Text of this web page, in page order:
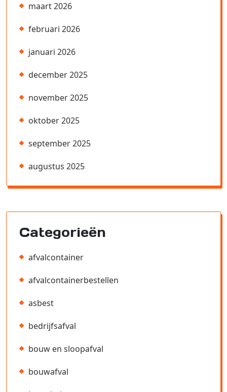
maart 2026
februari 2026
januari 2026
december 2025
november 2025
oktober 2025
september 2025
augustus 2025
Categorieën
afvalcontainer
afvalcontainerbestellen
asbest
bedrijfsafval
bouw en sloopafval
bouwafval